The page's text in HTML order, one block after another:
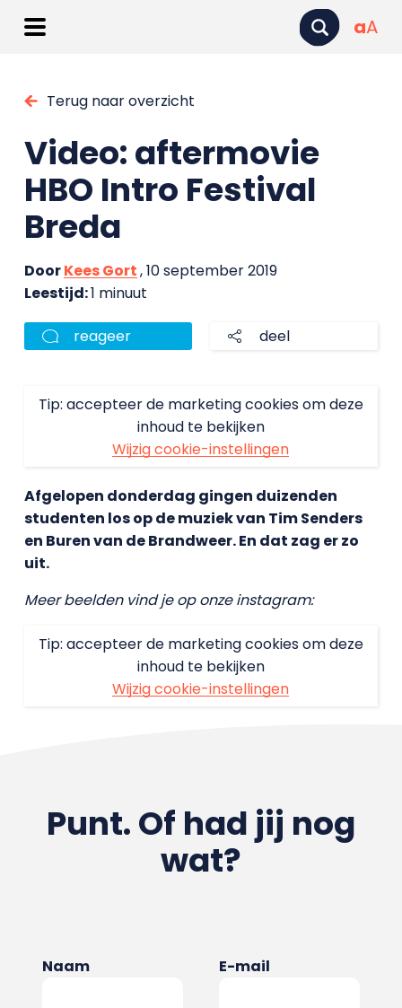
aA
Terug naar overzicht
Video: aftermovie
HBO Intro Festival
Breda
DoorKees Gort, 10 september 2019
Leestijd:1 minuut
reageer deel
Tip: accepteer de marketing cookies om deze
inhoud te bekijken
Wijzig cookie-instellingen
Afgelopen donderdag gingen duizenden
studenten los op de muziek van Tim Senders
en Buren van de Brandweer. En dat zag er zo
uit.
Meer beelden vind je op onze instagram:
Tip: accepteer de marketing cookies om deze
inhoud te bekijken
Wijzig cookie-instellingen
Punt. Of had jij nog
wat?
Naam E-mail